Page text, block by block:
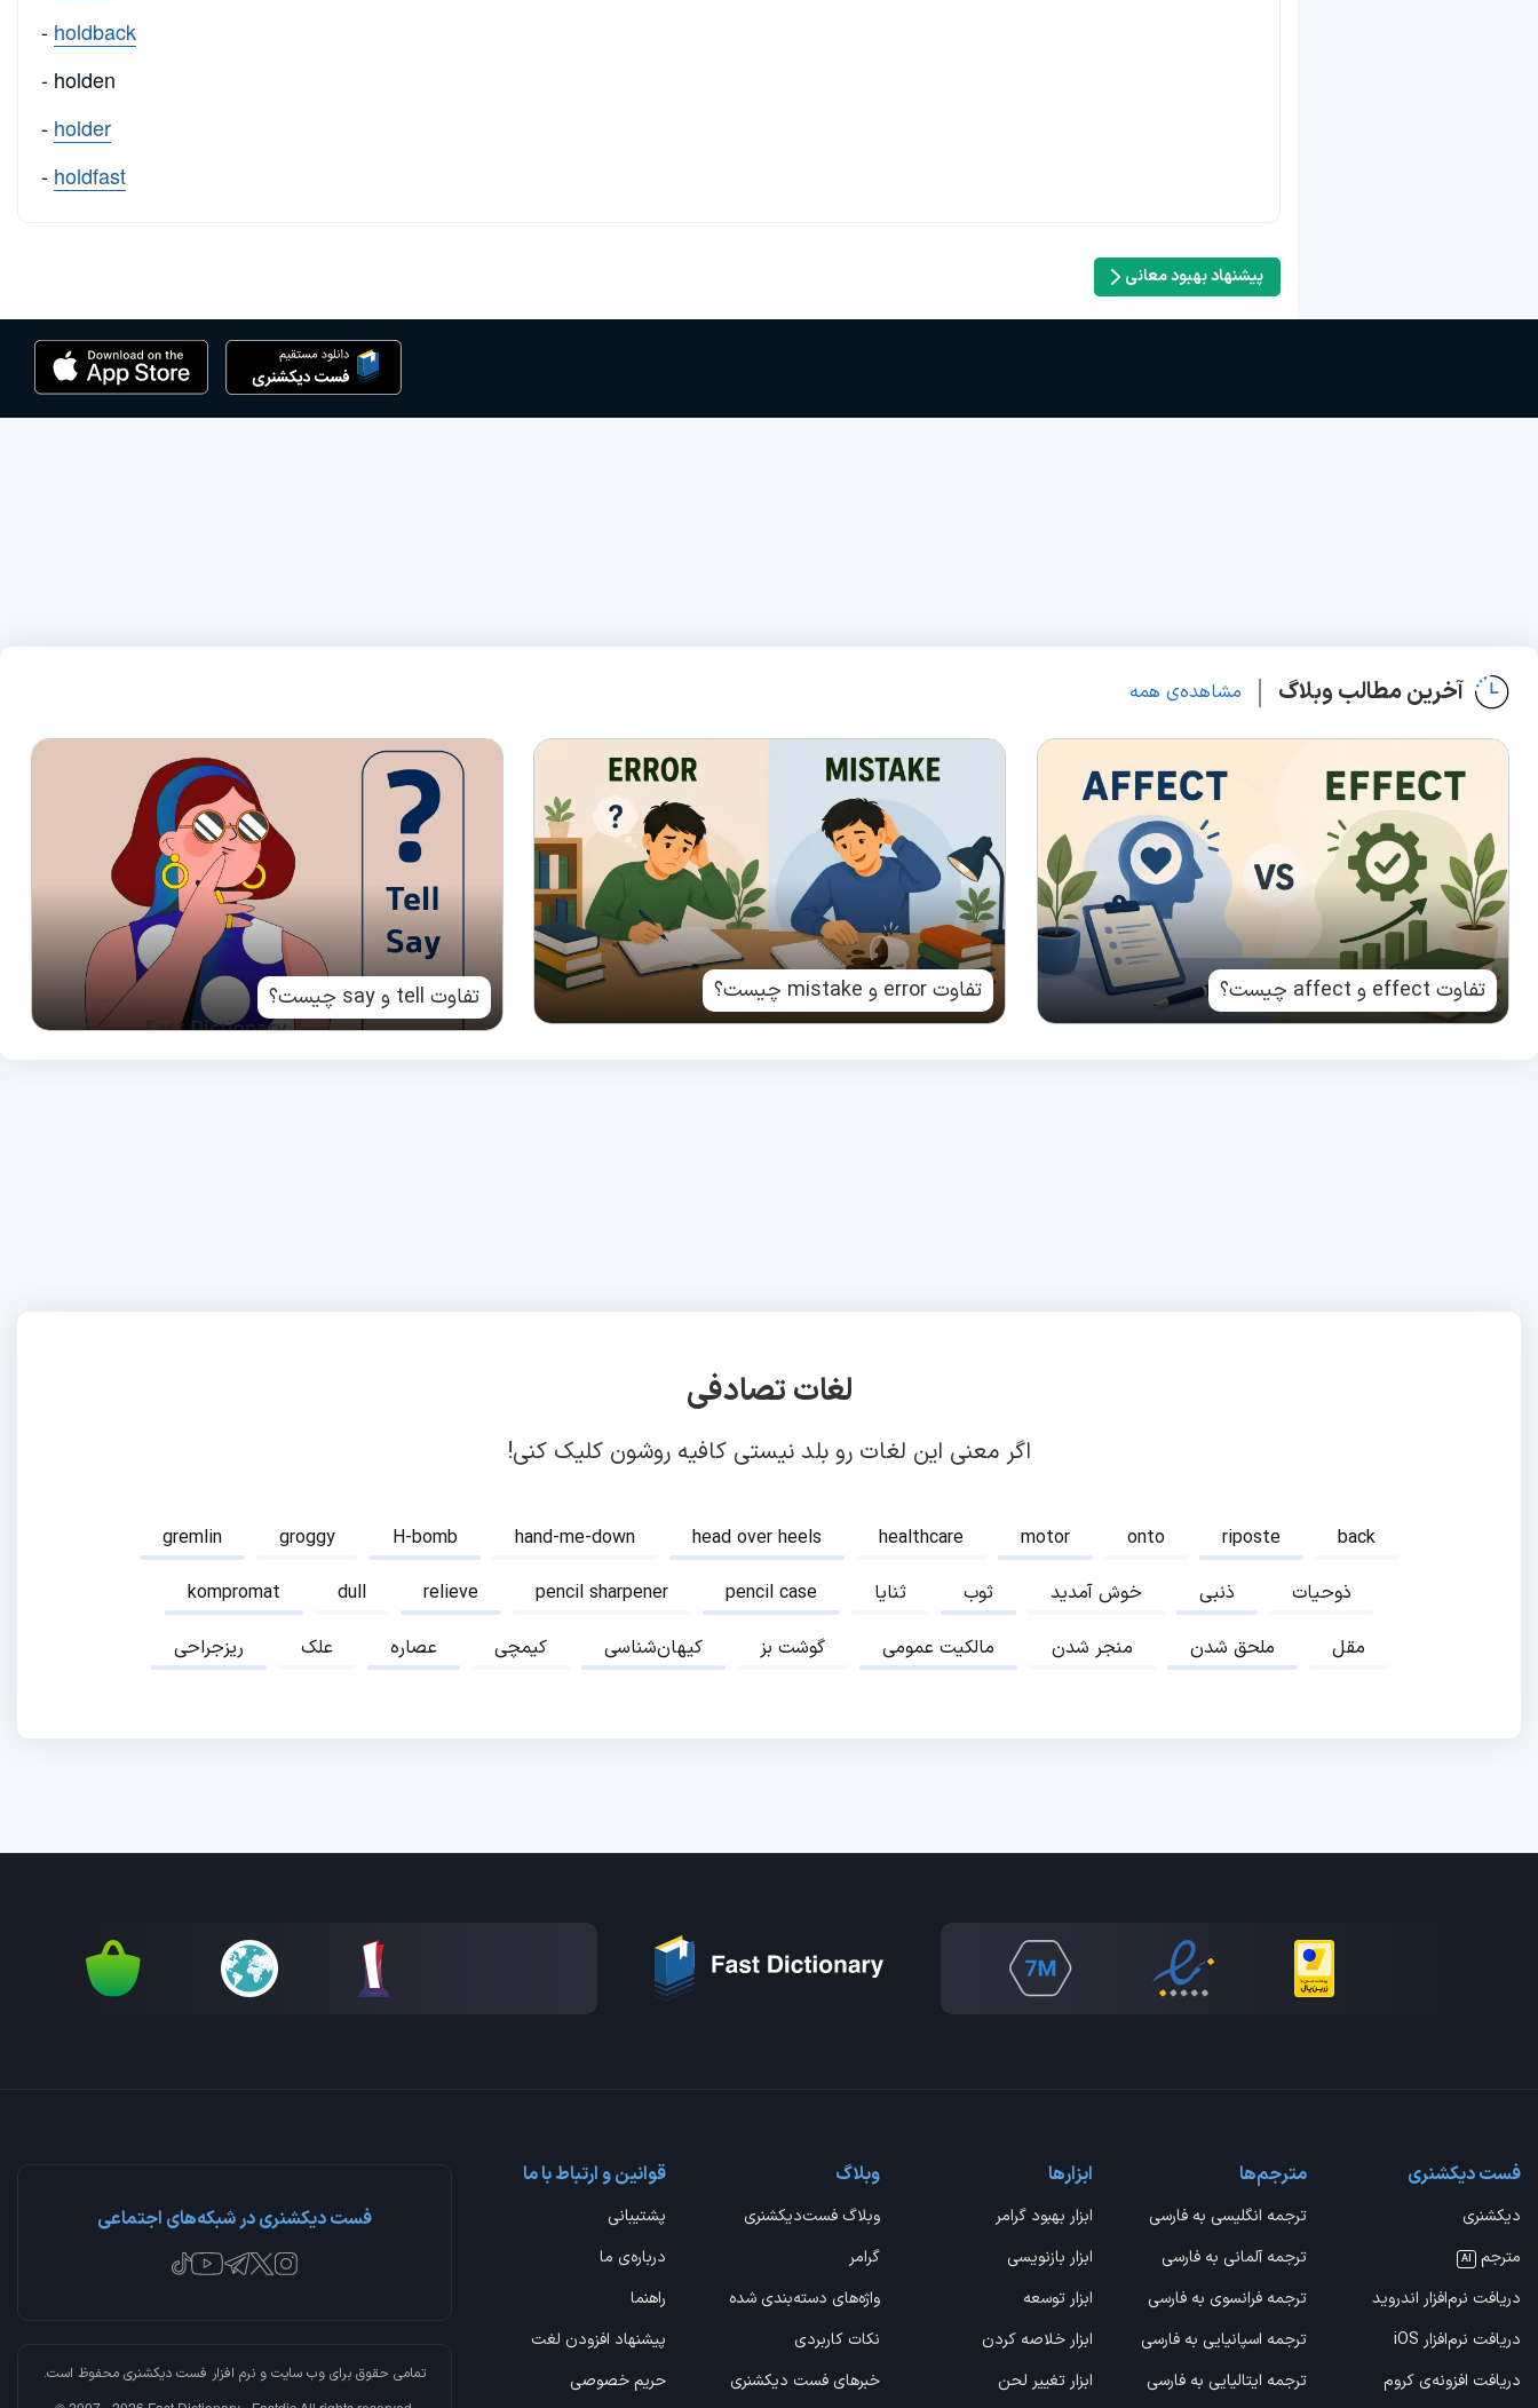
- holdback
- holden
- holder
- holdfast
پیشنهاد بهبود معانی
آخرین مطالب وبلاگ مشاهده‌ی همه
تفاوت effect و affect چیست؟ تفاوت error و mistake چیست؟ تفاوت tell و say چیست؟
لغات تصادفی
اگر معنی این لغات رو بلد نیستی کافیه روشون کلیک کنی!
gremlin groggy H-bomb hand-me-down head over heels healthcare motor onto riposte
back
kompromat
dull relieve pencil sharpener pencil case ثنایا ثوب خوش آمدید ذنبی
ذوحیات
ریزجراحی
علک عصاره کیمچی کیهان‌شناسی گوشت بز مالکیت عمومی منجر شدن ملحق شدن مقل
فست دیکشنری
دیکشنری
مترجم
AI
دریافت نرم‌افزار اندروید
دریافت نرم‌افزار iOS
دریافت افزونه‌ی کروم
مترجم‌ها
ترجمه انگلیسی به فارسی
ترجمه آلمانی به فارسی
ترجمه فرانسوی به فارسی
ترجمه اسپانیایی به فارسی
ترجمه ایتالیایی به فارسی
ابزارها
ابزار بهبود گرامر
ابزار بازنویسی
ابزار توسعه
ابزار خلاصه کردن
ابزار تغییر لحن
وبلاگ
وبلاگ فست‌دیکشنری
گرامر
واژه‌های دسته‌بندی شده
نکات کاربردی
خبرهای فست دیکشنری
قوانین و ارتباط با ما
پشتیبانی
درباره‌ی ما
راهنما
پیشنهاد افزودن لغت
حریم خصوصی
فست دیکشنری در شبکه‌های اجتماعی
تمامی حقوق برای وب سایت و نرم افزار فست دیکشنریمحفوظ است.